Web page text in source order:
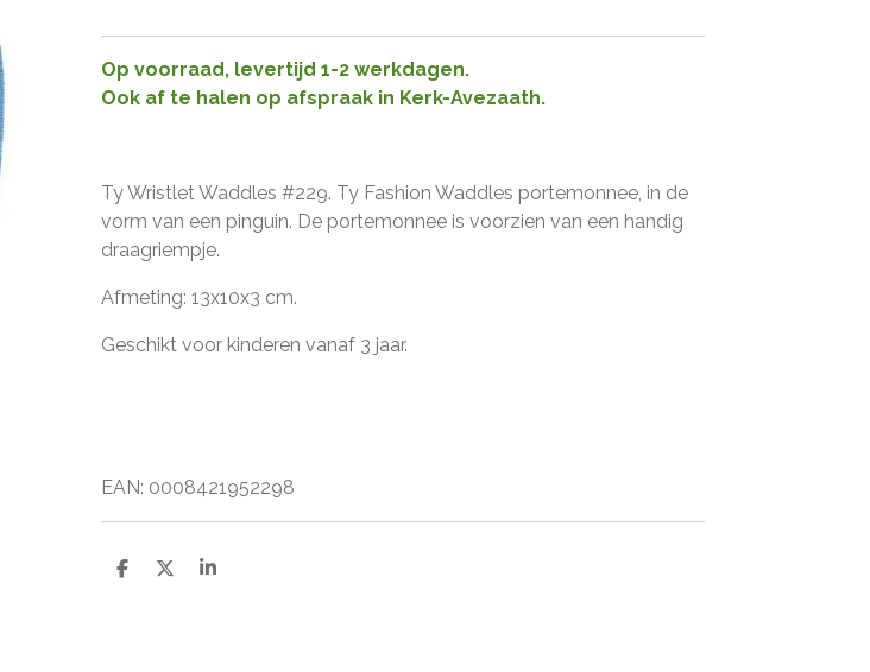
Op voorraad, levertijd 1-2 werkdagen.
Ook af te halen op afspraak in Kerk-Avezaath.
Ty Wristlet Waddles #229. Ty Fashion Waddles portemonnee, in de
vorm van een pinguin. De portemonnee is voorzien van een handig
draagriempje.
Afmeting: 13x10x3 cm.
Geschikt voor kinderen vanaf 3 jaar.
EAN: 0008421952298
D
D
S